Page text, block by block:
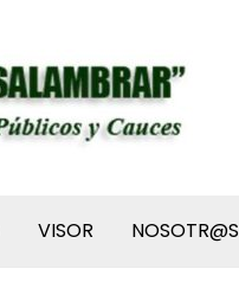
VISOR NOSOTR@S